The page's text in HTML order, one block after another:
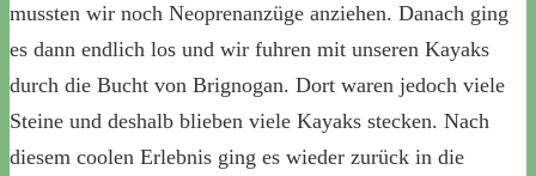
mussten wir noch Neoprenanzüge anziehen. Danach ging
es dann endlich los und wir fuhren mit unseren Kayaks
durch die Bucht von Brignogan. Dort waren jedoch viele
Steine und deshalb blieben viele Kayaks stecken. Nach
diesem coolen Erlebnis ging es wieder zurück in die